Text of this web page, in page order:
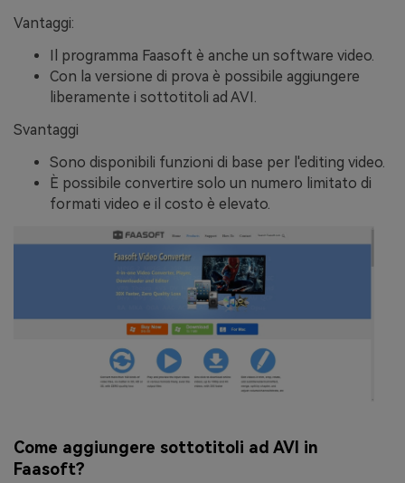
Vantaggi:
Il programma Faasoft è anche un software video.
Con la versione di prova è possibile aggiungere
liberamente i sottotitoli ad AVI.
Svantaggi
Sono disponibili funzioni di base per l'editing video.
È possibile convertire solo un numero limitato di
formati video e il costo è elevato.
Come aggiungere sottotitoli ad AVI in
Faasoft?